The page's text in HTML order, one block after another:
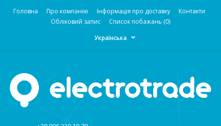
Головна Про компанію Інформація про доставку
Контакти
Обліковий запис
Список побажань (0)
Українська